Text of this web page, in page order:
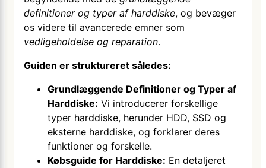
definitioner og typer af harddiske, og bevæger
os videre til avancerede emner som
vedligeholdelse og reparation.
Guiden er struktureret således:
Grundlæggende Definitioner og Typer af
Harddiske: Vi introducerer forskellige
typer harddiske, herunder HDD, SSD og
eksterne harddiske, og forklarer deres
funktioner og forskelle.
Købsguide for Harddiske: En detaljeret